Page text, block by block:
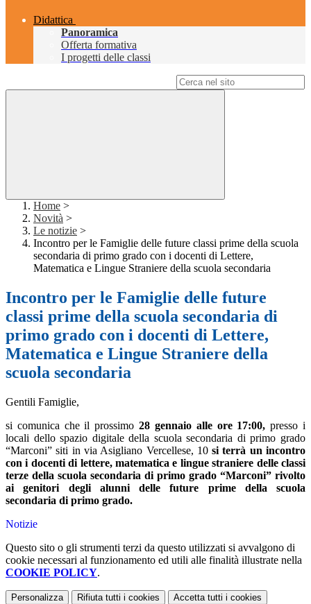
Didattica
Panoramica
Offerta formativa
I progetti delle classi
Home >
Novità >
Le notizie >
Incontro per le Famiglie delle future classi prime della scuola
secondaria di primo grado con i docenti di Lettere,
Matematica e Lingue Straniere della scuola secondaria
Incontro per le Famiglie delle future
classi prime della scuola secondaria di
primo grado con i docenti di Lettere,
Matematica e Lingue Straniere della
scuola secondaria
Gentili Famiglie,
si comunica che il prossimo28 gennaio alle ore 17:00, presso i
locali dello spazio digitale della scuola secondaria di primo grado
“Marconi” siti in via Asigliano Vercellese, 10si terrà unincontro
con i docenti di lettere, matematica e lingue straniere delle classi
terze della scuola secondaria di primo grado “Marconi” rivolto
ai genitori degli alunni delle future prime della scuola
secondaria di primo grado.
Notizie
Questo sito o gli strumenti terzi da questo utilizzati si avvalgono di
cookie necessari al funzionamento ed utili alle finalità illustrate nella
COOKIE POLICY.
Personalizza Rifiuta tutti i cookies Accetta tutti i cookies